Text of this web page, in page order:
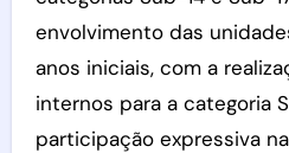
envolvimento das
anos iniciais, com a
internos para a categoria
participação expressiva